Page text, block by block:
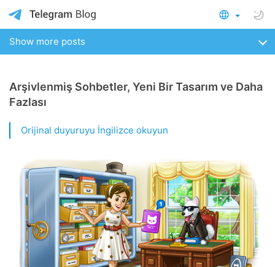
Show more posts
Arşivlenmiş Sohbetler, Yeni Bir Tasarım ve Daha
Fazlası
Orijinal duyuruyu İngilizce okuyun